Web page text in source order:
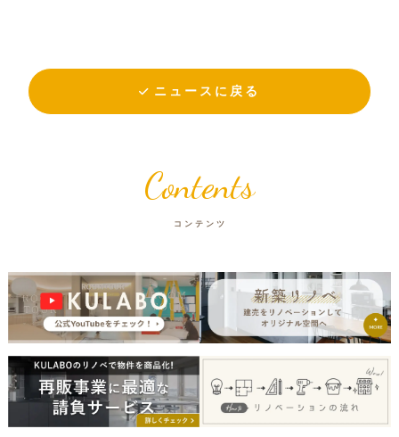
ニュースに戻る
Contents
コンテンツ